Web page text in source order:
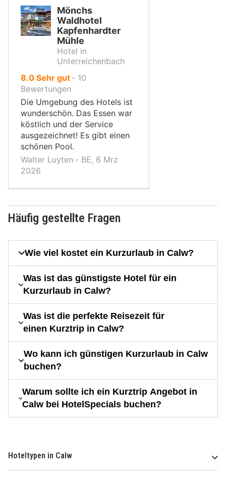
Mönchs
Waldhotel
Kapfenhardter
Mühle
Hotel in
Unterreichenbach
8.0von
10,
Sehr gut ‐ 10
Bewertungen
Die Umgebung des Hotels ist
wunderschön. Das Essen war
köstlich und der Service
ausgezeichnet! Es gibt einen
schönen Pool.
Walter Luyten ‐ BE, 6 Mrz
2026
Häufig gestellte Fragen
Wie viel kostet ein Kurzurlaub in Calw?
Was ist das günstigste Hotel für ein
Kurzurlaub in Calw?
Was ist die perfekte Reisezeit für
einen Kurztrip in Calw?
Wo kann ich günstigen Kurzurlaub in Calw
buchen?
Warum sollte ich ein Kurztrip Angebot in
Calw bei HotelSpecials buchen?
Hoteltypen in Calw